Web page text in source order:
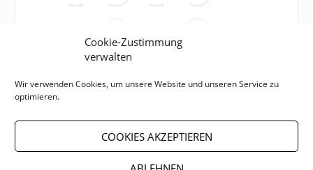
Cookie-Zustimmung
verwalten
Wir verwenden Cookies, um unsere Website und unseren Service zu
optimieren.
COOKIES AKZEPTIEREN
RSS
RSS-FEED abonnieren